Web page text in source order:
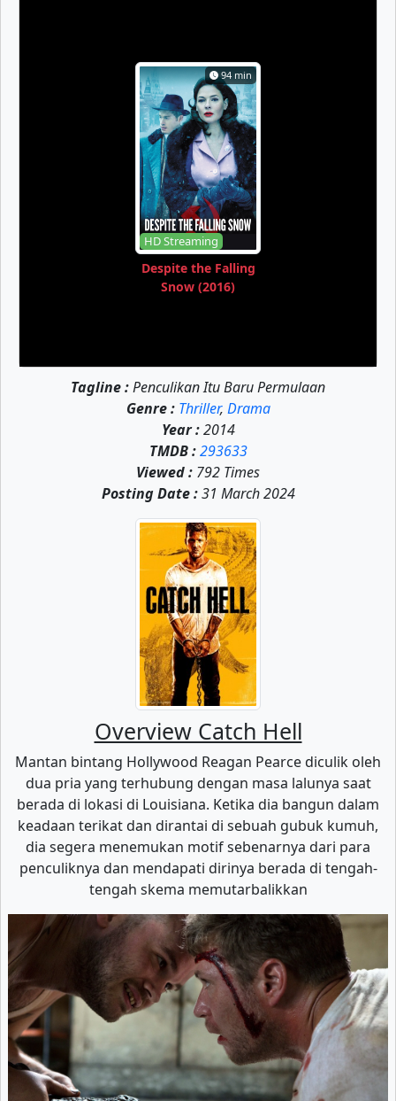
94 min
HD Streaming
Despite the Falling
Snow (2016)
Tagline :Penculikan Itu Baru Permulaan
Genre : Thriller, Drama
Year :2014
TMDB : 293633
Viewed : 792 Times
Posting Date :31 March 2024
Overview Catch Hell
Mantan bintang Hollywood Reagan Pearce diculik oleh
dua pria yang terhubung dengan masa lalunya saat
berada di lokasi di Louisiana. Ketika dia bangun dalam
keadaan terikat dan dirantai di sebuah gubuk kumuh,
dia segera menemukan motif sebenarnya dari para
penculiknya dan mendapati dirinya berada di tengah-
tengah skema memutarbalikkan